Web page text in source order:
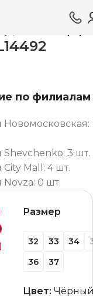
по филиалам
3 шт.
Mall: 4 шт.
0 шт.
Размер
32 33 34
36
37
Цвет: